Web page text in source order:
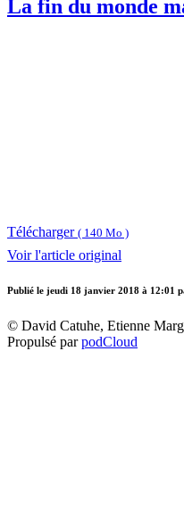
La fin du monde
Télécharger ( 140 Mo )
Voir l'article original
Publié le jeudi 18 janvier 2018 à 12:01
© David Catuhe, Etienne
Propulsé parpodCloud